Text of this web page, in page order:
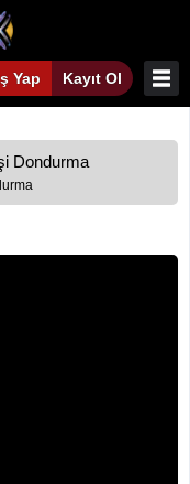
Yap Kayıt Ol
Dondurma